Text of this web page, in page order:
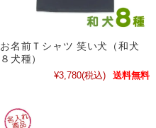
お名前Ｔシャツ 笑い犬（和犬
８犬種）
¥3,780(税込) 送料無料